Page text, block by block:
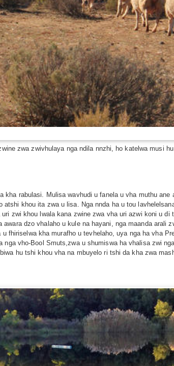
zwa zwivhulaya nga ndila nnzhi, ho katelwa musi
rabulasi. Mulisa wavhudi u fanela u vha muthu
khou ita zwa u lisa. Nga nnda ha u tou
zwi khou lwala kana zwine zwa vha uri azwi koni u
dzo vhalaho u kule na hayani, nga maanda
fhiriselwa kha murafho u tevhelaho, uya nga ha vha
vho-Bool Smuts,zwa u shumiswa ha vhalisa zwi
hu tshi khou vha na mbuyelo ri tshi da kha zwa